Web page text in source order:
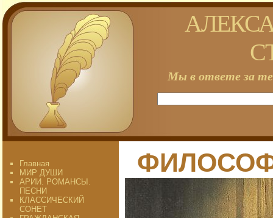
Мы в ответе за
Главная
МИР ДУШИ
АРИИ. РОМАНСЫ.
ПЕСНИ
КЛАССИЧЕСКИЙ
СОНЕТ